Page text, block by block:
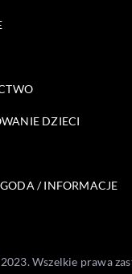
DZIECI
/ INFORMACJE
Wszelkie prawa